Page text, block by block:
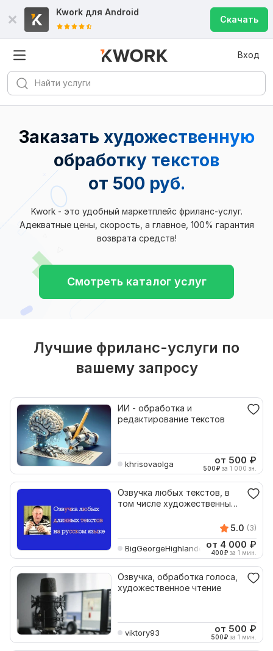
Kwork для Android
Скачать
Вход
Заказать художественную
обработку текстов
от 500 руб.
Kwork - это удобный маркетплейс фриланс-услуг.
Адекватные цены, скорость, а главное, 100% гарантия
возврата средств!
Смотреть каталог услуг
Лучшие фриланс-услуги по
вашему запросу
ИИ - обработка и
редактирование текстов
khrisovaolga от 500 ₽
500₽ за 1 000 зн.
Озвучка любых текстов, в
том числе художественных,
5.0 (3)
BigGeorgeHighlander от 4 000 ₽
400₽ за 1 мин.
Озвучка, обработка голоса,
художественное чтение
viktory93 от 500 ₽
500₽ за 1 мин.